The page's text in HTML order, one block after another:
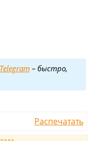
– быстро,
Распечатать